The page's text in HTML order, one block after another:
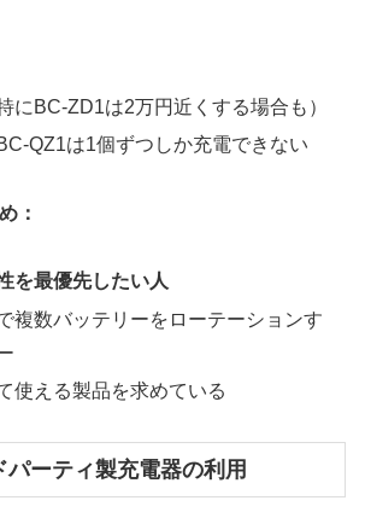
特にBC-ZD1は2万円近くする場合も）
QZ1は1個ずつしか充電できない
：
を最優先したい人
複数バッテリーをローテーションす
使える製品を求めている
ーティ製充電器の利用